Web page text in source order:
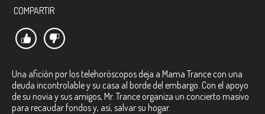
COMPARTIR
Una afición por los telehoróscopos deja a Mama Trance con una
deuda incontrolable y su casa al borde del embargo. Con el apoyo
de su novia y sus amigos, Mr. Trance organiza un concierto masivo
para recaudar fondos y, así, salvar su hogar.